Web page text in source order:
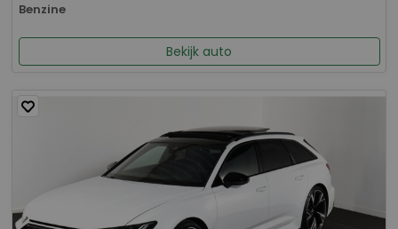
Benzine
Bekijk auto